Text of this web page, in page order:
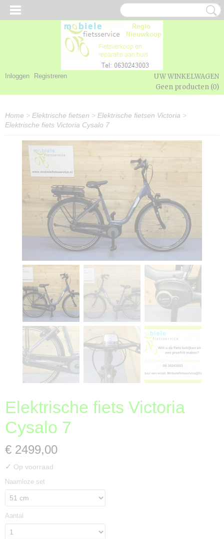
Inloggen Registreren
UW WINKELWAGEN
Geen producten (0)
Home > Elektrische fietsen > Elektrische fietsen Victoria >
Elektrische fiets Victoria Cysalo 7
Elektrische fiets Victoria
Cysalo 7
€ 2499,00
✓ Op voorraad
Naamloze set
Aantal